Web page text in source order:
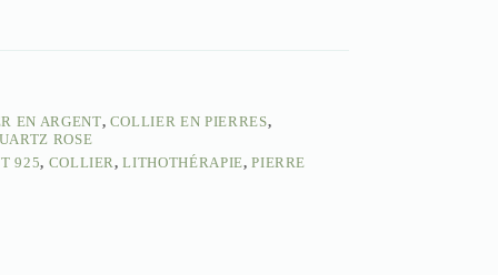
EN ARGENT, COLLIER EN PIERRES,
ROSE
925, COLLIER,LITHOTHÉRAPIE,PIERRE